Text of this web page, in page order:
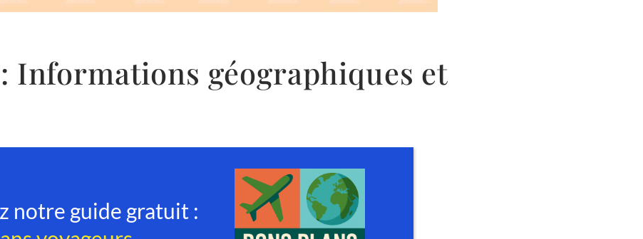
Informations géographiques et